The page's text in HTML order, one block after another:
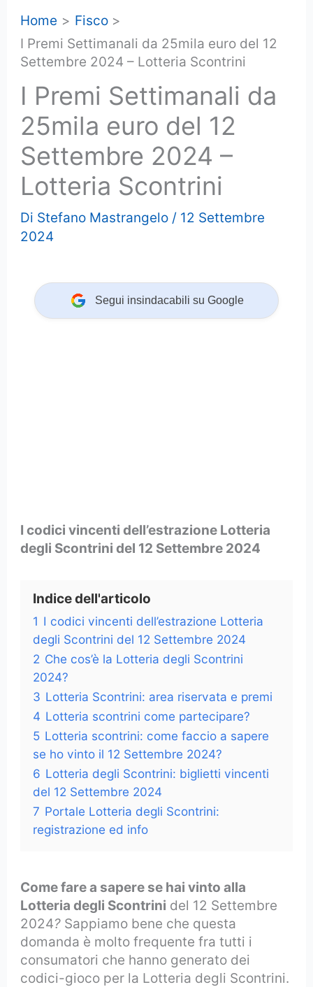
Home
Fisco
I Premi Settimanali da 25mila euro del 12
Settembre 2024 – Lotteria Scontrini
I Premi Settimanali da
25mila euro del 12
Settembre 2024 –
Lotteria Scontrini
Di Stefano Mastrangelo / 12 Settembre
2024
Segui insindacabili su Google
I codici vincenti dell’estrazione Lotteria
degli Scontrini del 12 Settembre 2024
Indice dell'articolo
1 I codici vincenti dell’estrazione Lotteria
degli Scontrini del 12 Settembre 2024
2 Che cos’è la Lotteria degli Scontrini
2024?
3 Lotteria Scontrini: area riservata e premi
4 Lotteria scontrini come partecipare?
5 Lotteria scontrini: come faccio a sapere
se ho vinto il 12 Settembre 2024?
6 Lotteria degli Scontrini: biglietti vincenti
del 12 Settembre 2024
7 Portale Lotteria degli Scontrini:
registrazione ed info
Come fare a sapere se hai vinto alla
Lotteria degli Scontrini del 12 Settembre
2024? Sappiamo bene che questa
domanda è molto frequente fra tutti i
consumatori che hanno generato dei
codici-gioco per la Lotteria degli Scontrini.